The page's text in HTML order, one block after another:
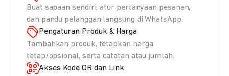
Buat sapaan sendiri, atur pertanyaan pesanan,
dan pandu pelanggan langsung di WhatsApp.
Pengaturan Produk & Harga
Tambahkan produk, tetapkan harga
tetap/opsional, serta catatan atau jumlah.
Akses Kode QR dan Link